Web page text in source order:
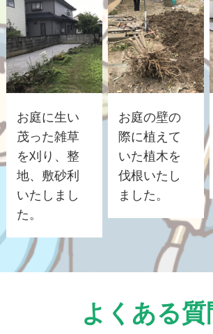
お庭に生い
茂った雑草
を刈り、整
地、敷砂利
いたしまし
た。
お庭の壁の
際に植えて
いた植木を
伐根いたし
ました。
よくある質